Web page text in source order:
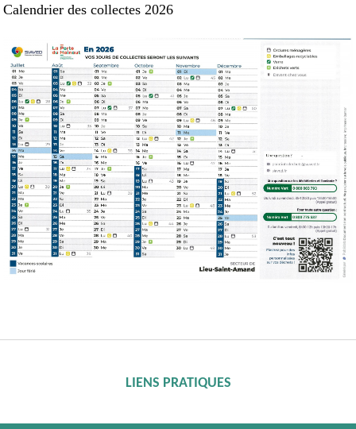
Calendrier des collectes 2026
LIENS PRATIQUES